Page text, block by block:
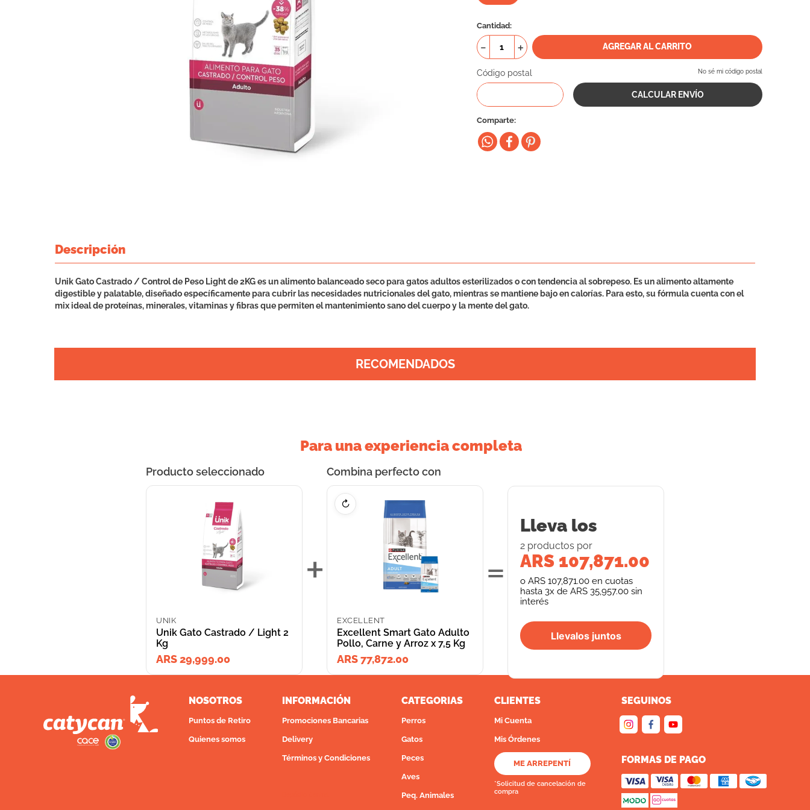
Cantidad
＋
－ AGREGAR AL CARRITO
Código postal No sé mi código postal
Comparte
Descripción
Unik Gato Castrado / Control de Peso Light de 2KG es un alimento balanceado seco para gatos adultos esterilizados o con tendencia al sobrepeso. Es un alimento altamente
digestible y palatable, diseñado específicamente para cubrir las necesidades nutricionales del gato, mientras se mantiene bajo en calorías. Para esto, su fórmula cuenta con el
mix ideal de proteínas, minerales, vitaminas y fibras que permiten el mantenimiento sano del cuerpo y la mente del gato.
RECOMENDADOS
Para una experiencia completa
Producto seleccionado
UNIK
Unik Gato Castrado / Light 2
Kg
ARS 29,999.00
+
Combina perfecto con
↻
EXCELLENT
Excellent Smart Gato Adulto
Pollo, Carne y Arroz x 7,5 Kg
ARS 77,872.00
=
Lleva los
2 productos por
ARS 107,871.00
o ARS 107,871.00 en cuotas
hasta 3x de ARS 35,957.00 sin
interés
Llevalos juntos
NOSOTROS
Puntos de Retiro
Quienes somos
INFORMACIÓN
Promociones Bancarias
Delivery
Términos y Condiciones
CATEGORIAS
Perros
Gatos
Peces
Aves
Peq. Animales
CLIENTES
Mi Cuenta
Mis Órdenes
ME ARREPENTÍ
*Solicitud de cancelación de
compra
SEGUINOS
FORMAS DE PAGO